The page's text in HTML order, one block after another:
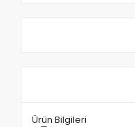
Ürün Bilgileri